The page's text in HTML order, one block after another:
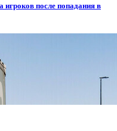
игроков после попадания в